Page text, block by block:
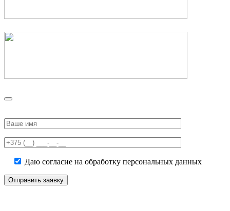
leave
field
empty.
Даю согласие на обработку персональных данных